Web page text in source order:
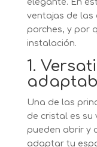
elegante. En
ventajas de las
porches, y por
instalación.
1.
Una de las
de cristal es su
pueden abrir y
adaptar tu